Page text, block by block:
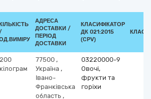
АДРЕСА
ДОСТАВКИ /
ПЕРІОД
ДОСТАВКИ
КЛАСИФІКАТОР
ДК 021:2015
(CPV)
200
кілограм
77500 ,
Україна ,
Івано-
Франківська
область ,
03220000-9
Овочі,
фрукти та
горіхи